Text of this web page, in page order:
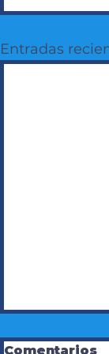
Entradas
Comentarios